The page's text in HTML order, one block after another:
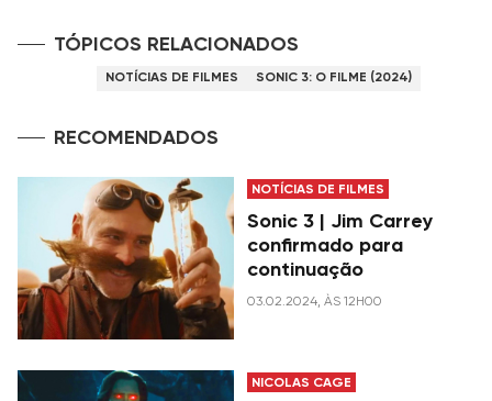
TÓPICOS RELACIONADOS
NOTÍCIAS DE FILMES SONIC 3: O FILME (2024)
RECOMENDADOS
NOTÍCIAS DE FILMES
Sonic 3 | Jim Carrey
confirmado para
continuação
03.02.2024, ÀS 12H00
NICOLAS CAGE